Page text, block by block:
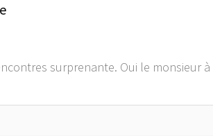
surprenante. Oui le